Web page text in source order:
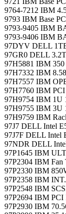
9764-7212 IBM
9793 IBM Base
9793-9405 IBM
9793-9406 IBM
97DYV DELL
97GR0 DELL
97H5881 IBM
97H7332 IBM
97H7557 IBM
97H7760 IBM
97H9754 IBM
97H9755 IBM
97H9759 IBM
97J7 DELL Intel
97J7F DELL Intel
97NDR DELL
97P1645 IBM
97P2304 IBM
97P2330 IBM
97P2358 IBM
97P2548 IBM
97P2694 IBM PCI
97P2930 IBM